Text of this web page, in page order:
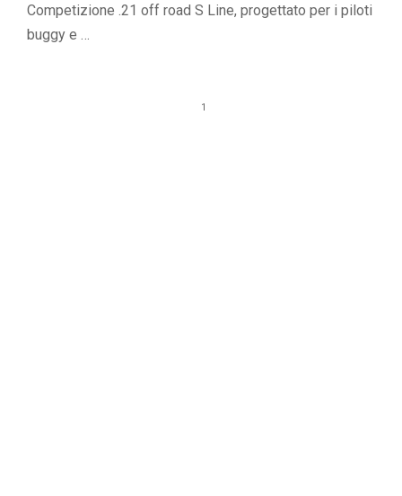
Competizione .21 off road S Line, progettato per i piloti
buggy e …
1